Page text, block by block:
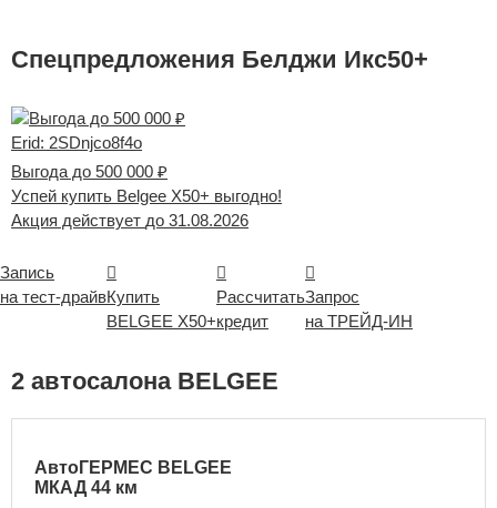
Спецпредложения Белджи Икс50+
Erid: 2SDnjco8f4o
Выгода до 500 000 ₽
Успей купить Belgee Х50+ выгодно!
Акция действует до 31.08.2026
Запись
на тест-драйвКупить
BELGEE X50+
Рассчитать
кредит
Запрос
на ТРЕЙД-ИН
2 автосалона BELGEE
АвтоГЕРМЕС BELGEE
МКАД 44 км